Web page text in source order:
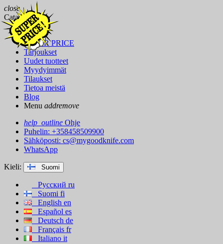
close
Catalog
Merkit
SUPER PRICE
Tarjoukset
Uudet tuotteet
Myydyimmät
Tilaukset
Tietoa meistä
Blog
Menu addremove
help_outline Ohje
Puhelin: +358458509900
Sähköposti: cs@mygoodknife.com
WhatsApp
Kieli: Suomi
Русский ru
Suomi fi
English en
Español es
Deutsch de
Français fr
Italiano it